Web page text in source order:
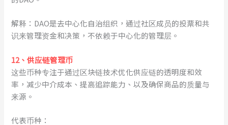
解释：DAO是去中心化自治组织，通过社区成员的投票和共
识来管理资金和决策，不依赖于中心化的管理层。
12、供应链管理币
这些币种专注于通过区块链技术优化供应链的透明度和效
率，减少中介成本、提高追踪能力、以及确保商品的质量与
来源。
代表币种：